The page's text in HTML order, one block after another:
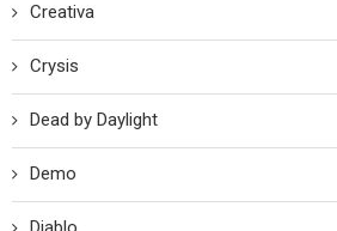
Creativa
Crysis
Dead by Daylight
Demo